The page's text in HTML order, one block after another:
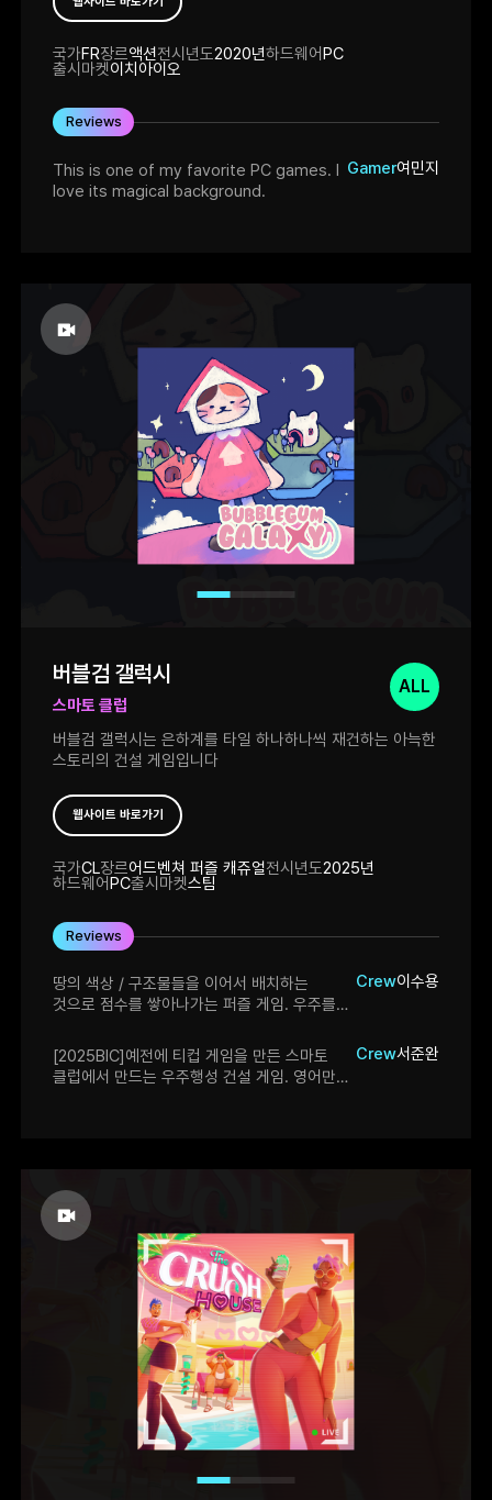
국가FR장르액션전시년도2020년하드웨어 PC
출시마켓이치아이오
Reviews
This is one of my favorite PC games. I
love its magical background.
Gamer여민지
ALL
버블검 갤럭시
스마토 클럽
버블검 갤럭시는 은하계를 타일 하나하나씩 재건하는 아늑한
스토리의 건설 게임입니다
웹사이트 바로가기
국가CL장르어드벤쳐 퍼즐 캐쥬얼전시년도2025년
하드웨어PC출시마켓스팀
Reviews
땅의 색상 / 구조물들을 이어서 배치하는
것으로 점수를 쌓아나가는 퍼즐 게임. 우주를
속에서도 가벼우면서도 진지한 주제로
시작한다. 정식판에는 NPC 호감도 기능도
있다고 하니 앞으로의 스토리가 어떻게 될지
Crew이수용
[2025BIC]예전에 티컵 게임을 만든 스마토
클럽에서 만드는 우주행성 건설 게임. 영어만
적당하며, 제발 부탁이니 이번에는 한글화좀
해주세요.
Crew서준완